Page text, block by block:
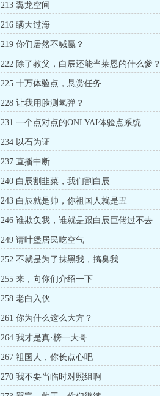
213 翼龙空间
216 瞒天过海
219 你们居然不喊赢？
222 除了教父，白辰还能当莱恩的什么爹？
225 十万体验点，悬赏任务
228 让我用脸测氢弹？
231 一个点对点的ONLYAI体验点系统
234 以石为证
237 直播中断
240 白辰割韭菜，我们割白辰
243 白辰就是帅，你祖国人就是丑
246 谁欺负我，谁就是跟白辰巨佬过不去
249 请叶堡居民吃空气
252 不就是为了抹黑我，搞臭我
255 来，向你们介绍一下
258 老白入伙
261 你为什么这么大方？
264 我才是真·榜一大哥
267 祖国人，你长点心吧
270 我不要当临时对照组啊